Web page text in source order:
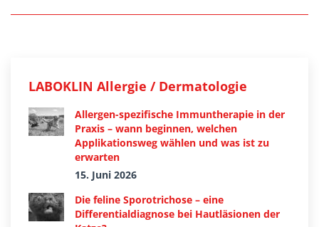
LABOKLIN Allergie / Dermatologie
Allergen-spezifische Immuntherapie in der
Praxis – wann beginnen, welchen
Applikationsweg wählen und was ist zu
erwarten
15. Juni 2026
Die feline Sporotrichose – eine
Differentialdiagnose bei Hautläsionen der